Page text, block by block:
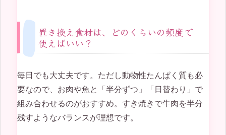
置き換え食材は、どのくらいの頻度で
使えばいい？
毎日でも大丈夫です。ただし動物性たんぱく質も必
要なので、お肉や魚と「半分ずつ」「日替わり」で
組み合わせるのがおすすめ。すき焼きで牛肉を半分
残すようなバランスが理想です。